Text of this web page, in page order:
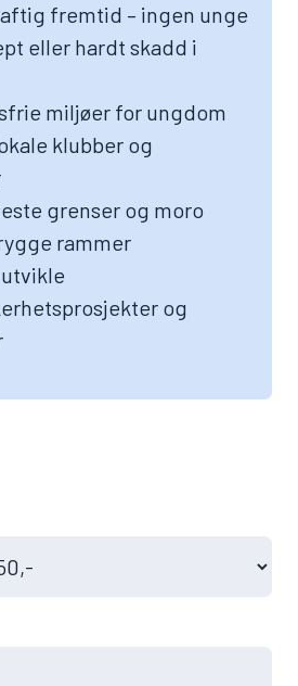
fremtid – ingen unge
eller hardt skadd i
miljøer for ungdom
klubber og
grenser og moro
rammer
og